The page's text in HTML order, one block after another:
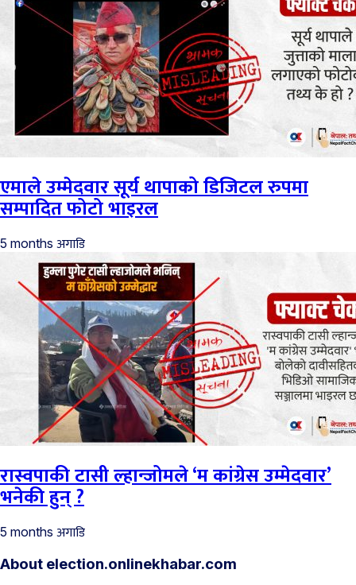
एमाले उम्मेदवार सूर्य थापाको डिजिटल रुपमा
सम्पादित फोटो भाइरल
5 months अगाडि
रास्वपाकी टासी ल्हान्जोमले ‘म कांग्रेस उम्मेदवार’
भनेकी हुन् ?
5 months अगाडि
About election.onlinekhabar.com